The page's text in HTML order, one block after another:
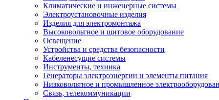
Климатические и инженерные системы
Электроустановочные изделия
Изделия для электромонтажа
Высоковольтное и щитовое оборудование
Освещение
Устройства и средства безопасности
Кабеленесущие системы
Инструменты, техника
Генераторы электроэнергии и элементы питания
Низковольтное и промышленное
Связь, телекоммуникации